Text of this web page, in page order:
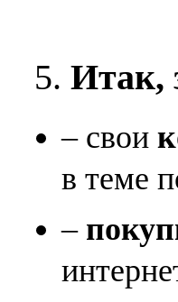
5. Итак,
– свои
в теме
–